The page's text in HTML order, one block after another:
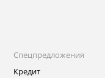
Спецпредложения
Кредит